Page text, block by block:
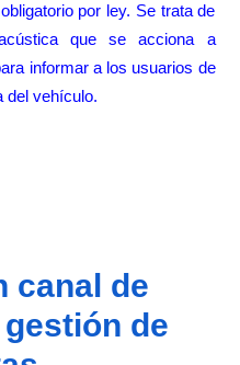
por ley. Se trata de
que se acciona a
informar a los usuarios de
del vehículo.
canal de
de